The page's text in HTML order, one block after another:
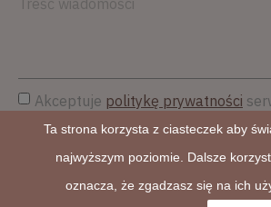
Akceptuje politykę prywatności
WYŚLIJ WIADOMOŚĆ
Ta strona korzysta z ciasteczek aby
najwyższym poziomie. Dalsze
oznacza, że zgadzasz się na ich